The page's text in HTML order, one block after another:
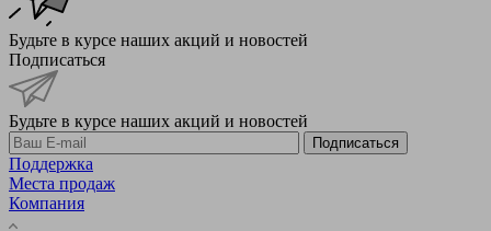
Будьте в курсе наших акций и новостей
Подписаться
Будьте в курсе наших акций и новостей
Подписаться
Поддержка
Места продаж
Компания